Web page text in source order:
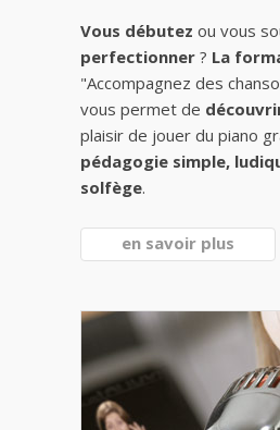
Vous débutez ou vous
perfectionner ? La
"Accompagnez des
vous permet de
plaisir de jouer du piano
pédagogie simple,
solfège.
en savoir plus